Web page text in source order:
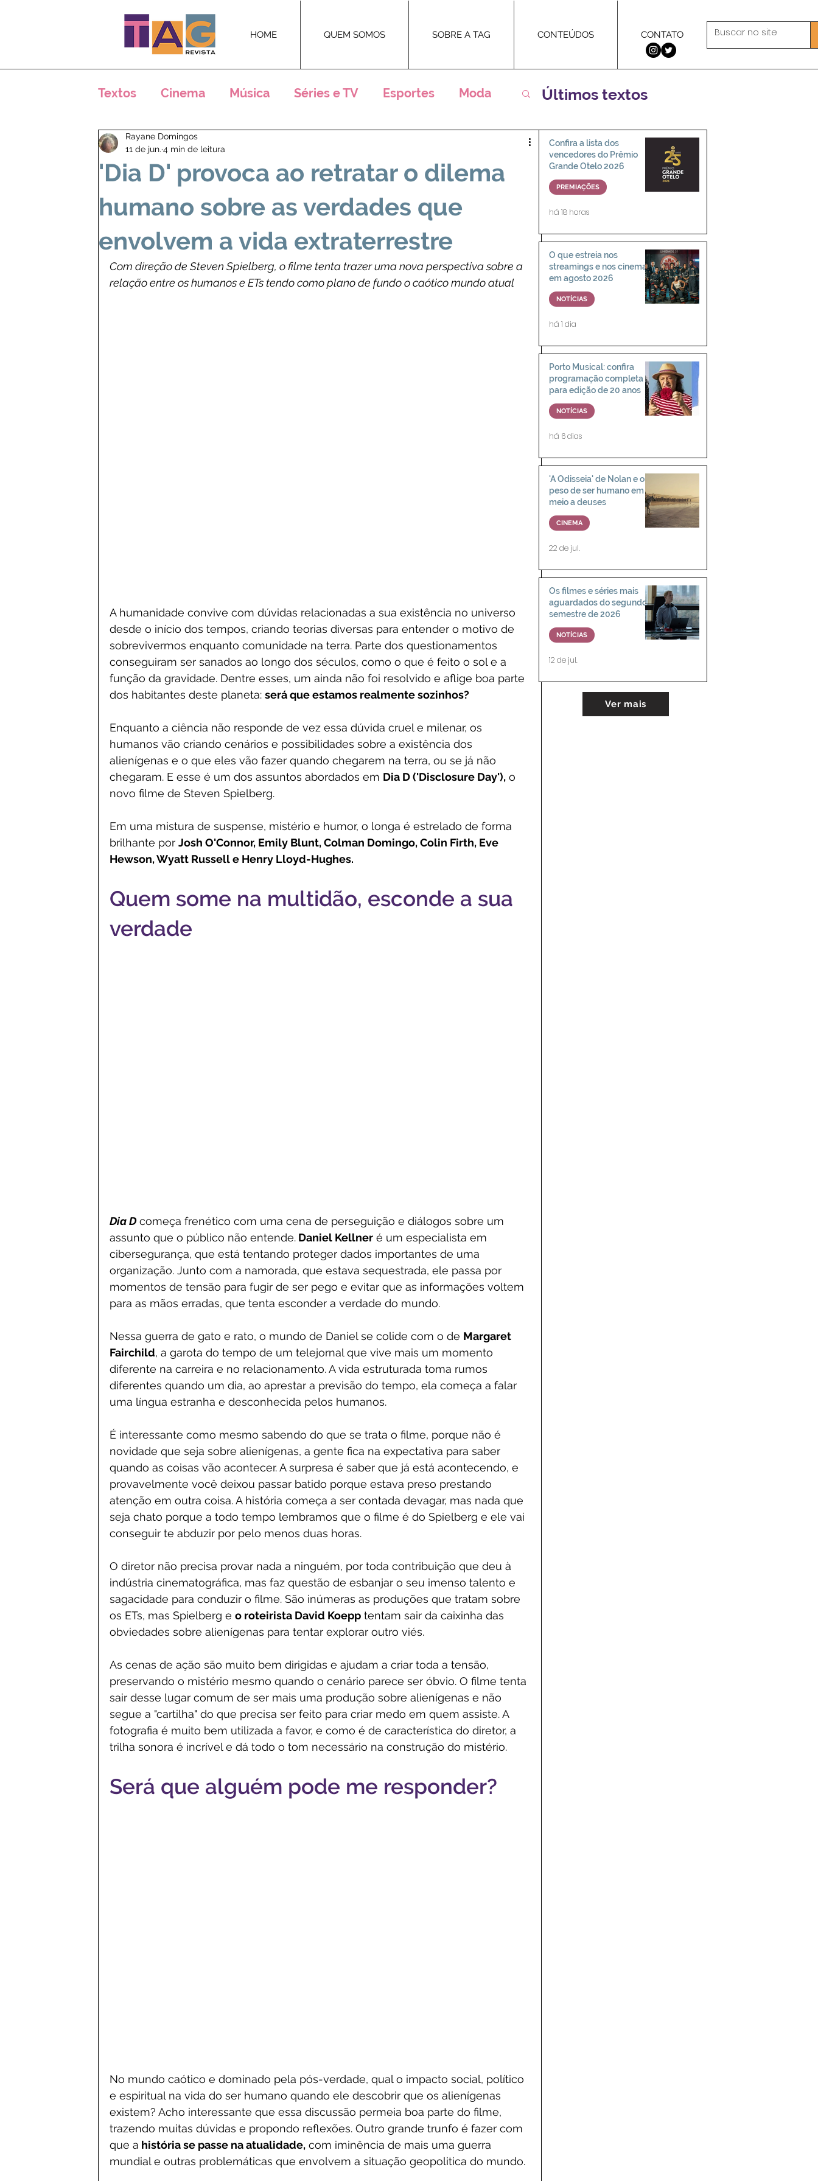
HOME QUEM SOMOS SOBRE A TAG CONTEÚDOS CONTATO
Textos Cinema Música Séries e TV Esportes Moda
Críticas Análises
Arte
'Dia D' provoca ao retratar o dilema
humano sobre as verdades que
envolvem a vida extraterrestre
Rayane Domingos
11 de jun. 4 min de leitura
Com direção de Steven Spielberg, o filme tenta trazer uma nova perspectiva sobre a
relação entre os humanos e ETs tendo como plano de fundo o caótico mundo atual
A humanidade convive com dúvidas relacionadas a sua existência no universo
desde o início dos tempos, criando teorias diversas para entender o motivo de
sobrevivermos enquanto comunidade na terra. Parte dos questionamentos
conseguiram ser sanados ao longo dos séculos, como o que é feito o sol e a
função da gravidade. Dentre esses, um ainda não foi resolvido e aflige boa parte
dos habitantes deste planeta: será que estamos realmente sozinhos?
Enquanto a ciência não responde de vez essa dúvida cruel e milenar, os
humanos vão criando cenários e possibilidades sobre a existência dos
alienígenas e o que eles vão fazer quando chegarem na terra, ou se já não
chegaram. E esse é um dos assuntos abordados em Dia D ('Disclosure Day'), o
novo filme de Steven Spielberg.
Em uma mistura de suspense, mistério e humor, o longa é estrelado de forma
brilhante por Josh O'Connor, Emily Blunt, Colman Domingo, Colin Firth, Eve
Hewson, Wyatt Russell e Henry Lloyd-Hughes.
Quem some na multidão, esconde a sua
verdade
Dia D começa frenético com uma cena de perseguição e diálogos sobre um
assunto que o público não entende. Daniel Kellner é um especialista em
cibersegurança, que está tentando proteger dados importantes de uma
organização. Junto com a namorada, que estava sequestrada, ele passa por
momentos de tensão para fugir de ser pego e evitar que as informações voltem
para as mãos erradas, que tenta esconder a verdade do mundo.
Nessa guerra de gato e rato, o mundo de Daniel se colide com o de Margaret
Fairchild, a garota do tempo de um telejornal que vive mais um momento
diferente na carreira e no relacionamento. A vida estruturada toma rumos
diferentes quando um dia, ao aprestar a previsão do tempo, ela começa a falar
uma língua estranha e desconhecida pelos humanos.
É interessante como mesmo sabendo do que se trata o filme, porque não é
novidade que seja sobre alienígenas, a gente fica na expectativa para saber
quando as coisas vão acontecer. A surpresa é saber que já está acontecendo, e
provavelmente você deixou passar batido porque estava preso prestando
atenção em outra coisa. A história começa a ser contada devagar, mas nada que
seja chato porque a todo tempo lembramos que o filme é do Spielberg e ele vai
conseguir te abduzir por pelo menos duas horas.
O diretor não precisa provar nada a ninguém, por toda contribuição que deu à
indústria cinematográfica, mas faz questão de esbanjar o seu imenso talento e
sagacidade para conduzir o filme. São inúmeras as produções que tratam sobre
os ETs, mas Spielberg e o roteirista David Koepp tentam sair da caixinha das
obviedades sobre alienígenas para tentar explorar outro viés.
As cenas de ação são muito bem dirigidas e ajudam a criar toda a tensão,
preservando o mistério mesmo quando o cenário parece ser óbvio. O filme tenta
sair desse lugar comum de ser mais uma produção sobre alienígenas e não
segue a "cartilha" do que precisa ser feito para criar medo em quem assiste. A
fotografia é muito bem utilizada a favor, e como é de característica do diretor, a
trilha sonora é incrível e dá todo o tom necessário na construção do mistério.
Será que alguém pode me responder?
No mundo caótico e dominado pela pós-verdade, qual o impacto social, político
e espiritual na vida do ser humano quando ele descobrir que os alienígenas
existem? Acho interessante que essa discussão permeia boa parte do filme,
trazendo muitas dúvidas e propondo reflexões. Outro grande trunfo é fazer com
que a história se passe na atualidade, com iminência de mais uma guerra
mundial e outras problemáticas que envolvem a situação geopolitica do mundo.
Confira a lista dos
vencedores do Prêmio
Grande Otelo 2026
PREMIAÇÕES
há 18 horas
O que estreia nos
streamings e nos cinemas
em agosto 2026
NOTÍCIAS
há 1 dia
Porto Musical: confira
programação completa
para edição de 20 anos
NOTÍCIAS
há 6 dias
'A Odisseia' de Nolan e o
peso de ser humano em
meio a deuses
CINEMA
22 de jul.
Os filmes e séries mais
aguardados do segundo
semestre de 2026
NOTÍCIAS
12 de jul.
Últimos textos
Ver mais